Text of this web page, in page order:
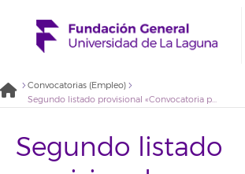
Convocatorias (Empleo)
Segundo listado provisional «Convocatoria para la constitución de una bolsa con perfil técnico: Intérprete lengua de signos» (2022BDE012)
Segundo listado